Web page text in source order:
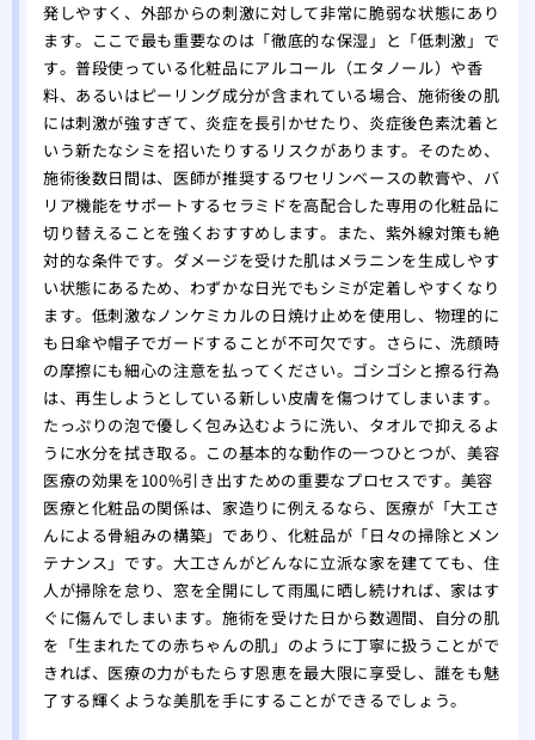
発しやすく、外部からの刺激に対して非常に脆弱な状態にあり
ます。ここで最も重要なのは「徹底的な保湿」と「低刺激」で
す。普段使っている化粧品にアルコール（エタノール）や香
料、あるいはピーリング成分が含まれている場合、施術後の肌
には刺激が強すぎて、炎症を長引かせたり、炎症後色素沈着と
いう新たなシミを招いたりするリスクがあります。そのため、
施術後数日間は、医師が推奨するワセリンベースの軟膏や、バ
リア機能をサポートするセラミドを高配合した専用の化粧品に
切り替えることを強くおすすめします。また、紫外線対策も絶
対的な条件です。ダメージを受けた肌はメラニンを生成しやす
い状態にあるため、わずかな日光でもシミが定着しやすくなり
ます。低刺激なノンケミカルの日焼け止めを使用し、物理的に
も日傘や帽子でガードすることが不可欠です。さらに、洗顔時
の摩擦にも細心の注意を払ってください。ゴシゴシと擦る行為
は、再生しようとしている新しい皮膚を傷つけてしまいます。
たっぷりの泡で優しく包み込むように洗い、タオルで抑えるよ
うに水分を拭き取る。この基本的な動作の一つひとつが、美容
医療の効果を100%引き出すための重要なプロセスです。美容
医療と化粧品の関係は、家造りに例えるなら、医療が「大工さ
んによる骨組みの構築」であり、化粧品が「日々の掃除とメン
テナンス」です。大工さんがどんなに立派な家を建てても、住
人が掃除を怠り、窓を全開にして雨風に晒し続ければ、家はす
ぐに傷んでしまいます。施術を受けた日から数週間、自分の肌
を「生まれたての赤ちゃんの肌」のように丁寧に扱うことがで
きれば、医療の力がもたらす恩恵を最大限に享受し、誰をも魅
了する輝くような美肌を手にすることができるでしょう。